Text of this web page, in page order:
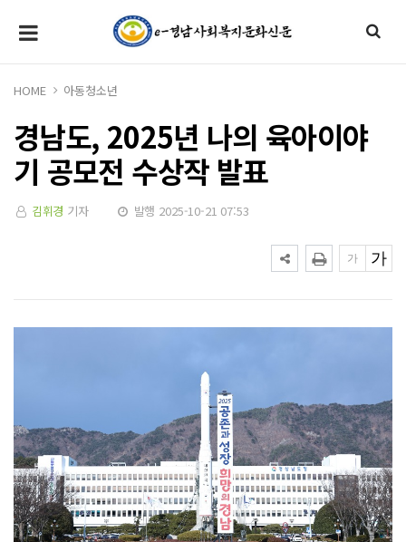
HOME 아동청소년
경남도, 2025년 나의 육아이야
기 공모전 수상작 발표
김휘경 기자 발행 2025-10-21 07:53